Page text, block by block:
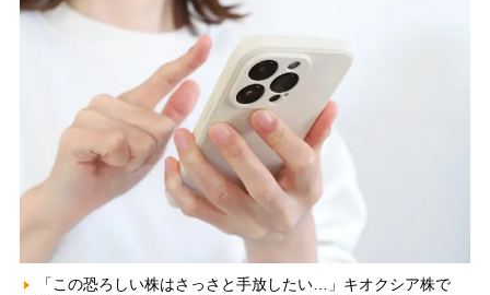
「この恐ろしい株はさっさと手放したい…」キオクシア株で